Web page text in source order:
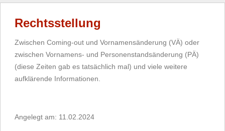
Rechtsstellung
Zwischen Coming-out und Vornamensänderung (VÄ) oder
zwischen Vornamens- und Personenstandsänderung (PÄ)
(diese Zeiten gab es tatsächlich mal) und viele weitere
aufklärende Informationen.
Angelegt am: 11.02.2024